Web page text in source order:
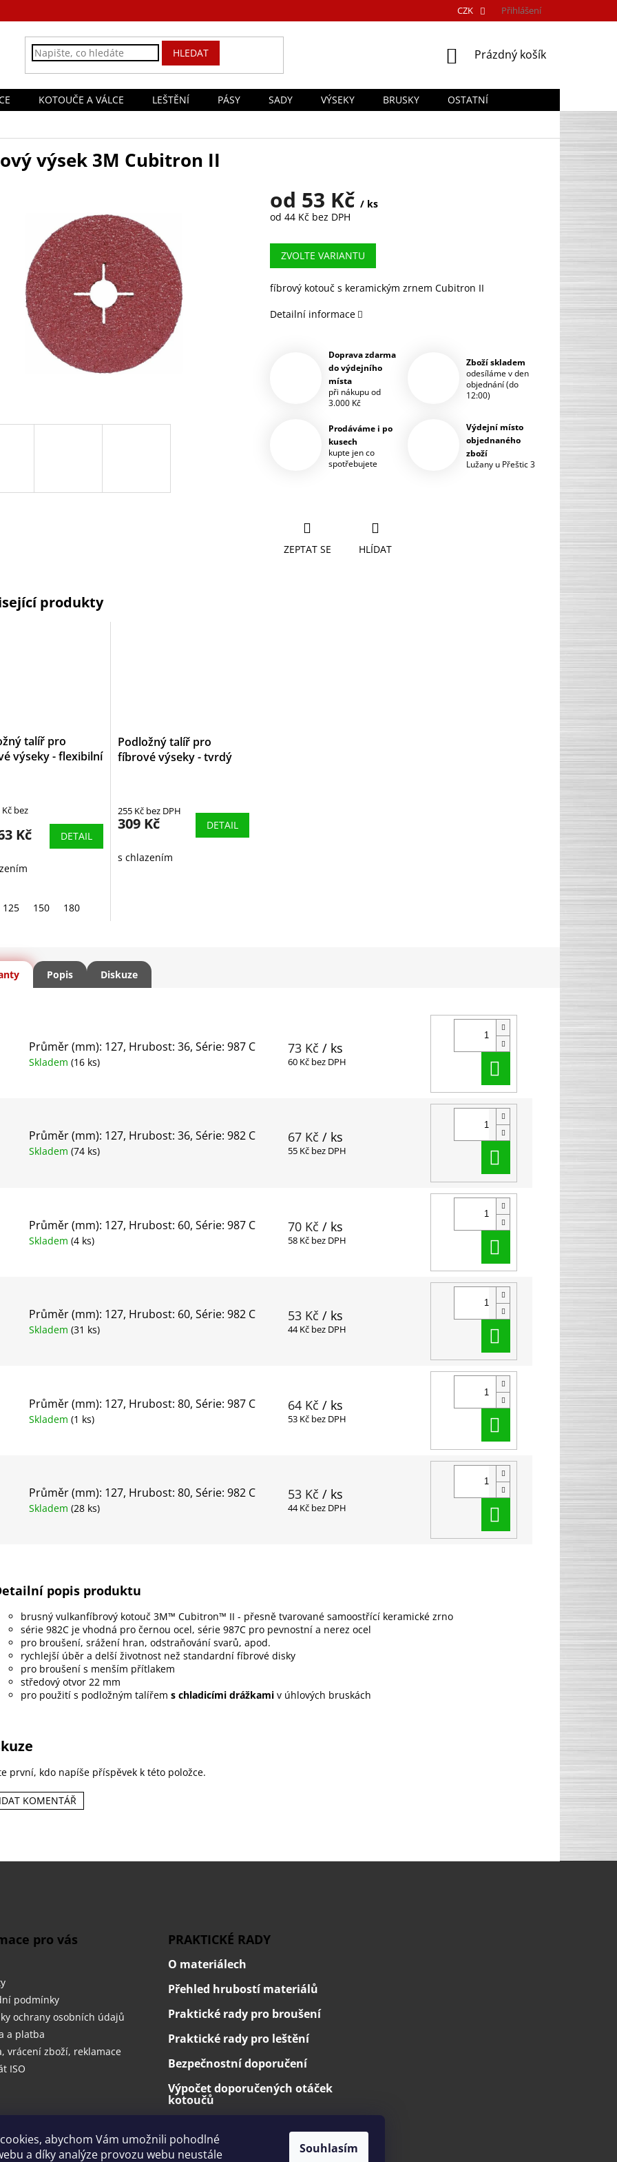
abychom Vám umožnili pohodlné
a díky analýze provozu webu neustále
Souhlasím
CZK Přihlášení
HLEDAT
NÁKUPNÍ
Prázdný košík
KOTOUČE A VÁLCE LEŠTĚNÍ PÁSY SADY VÝSEKY BRUSKY OSTATNÍ
výsek 3M Cubitron II
od 53 Kč / ks
od 44 Kčbez DPH
cena:
ZVOLTE VARIANTU
fíbrový kotouč s keramickým zrnem Cubitron II
Detailní informace
Doprava zdarma
do výdejního
místa
při nákupu od
3.000 Kč
Zboží skladem
odesíláme v den
objednání (do
12:00)
Prodáváme i po
kusech
kupte jen co
spotřebujete
Výdejní místo
objednaného
zboží
Lužany u Přeštic 3
ZEPTAT SE HLÍDAT
produkty
talíř pro
výseky - flexibilní
bez
Kč DETAIL
125 150 180
Podložný talíř pro
fíbrové výseky - tvrdý
255 Kč bez DPH
309 Kč DETAIL
s chlazením
Popis Diskuze
Průměr (mm): 127, Hrubost: 36, Série: 987 C
Skladem (16 ks)
73 Kč / ks
60 Kč bez DPH
Průměr (mm): 127, Hrubost: 36, Série: 982 C
Skladem (74 ks)
67 Kč / ks
55 Kč bez DPH
Průměr (mm): 127, Hrubost: 60, Série: 987 C
Skladem (4 ks)
70 Kč / ks
58 Kč bez DPH
Průměr (mm): 127, Hrubost: 60, Série: 982 C
Skladem (31 ks)
53 Kč / ks
44 Kč bez DPH Do košíku
Průměr (mm): 127, Hrubost: 80, Série: 987 C
Skladem (1 ks)
64 Kč / ks
53 Kč bez DPH
Průměr (mm): 127, Hrubost: 80, Série: 982 C
Skladem (28 ks)
53 Kč / ks
44 Kč bez DPH Do košíku
popis produktu
brusný vulkanfíbrový kotouč 3M™ Cubitron™ II - přesně tvarované samoostřící keramické zrno
série 982C je vhodná pro černou ocel, série 987C pro pevnostní a nerez ocel
pro broušení, srážení hran, odstraňování svarů, apod.
rychlejší úběr a delší životnost než standardní fíbrové disky
pro broušení s menším přítlakem
středový otvor 22 mm
pro použití s podložným talířem s chladicími drážkami v úhlových bruskách
první, kdo napíše příspěvek k této položce.
KOMENTÁŘ
pro vás
podmínky
ochrany osobních údajů
a platba
vrácení zboží, reklamace
ISO
PRAKTICKÉ RADY
O materiálech
Přehled hrubostí materiálů
Praktické rady pro broušení
Praktické rady pro leštění
Bezpečnostní doporučení
Výpočet doporučených otáček
kotoučů